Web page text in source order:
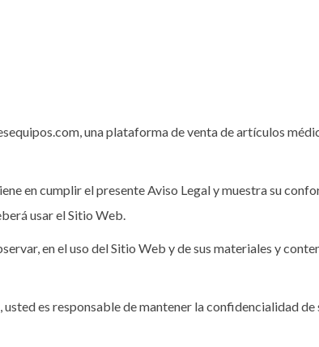
una plataforma de venta de artículos
en cumplir el presente Aviso Legal y muestra su
usar el Sitio Web.
en el uso del Sitio Web y de sus materiales y
es responsable de mantener la confidencialidad